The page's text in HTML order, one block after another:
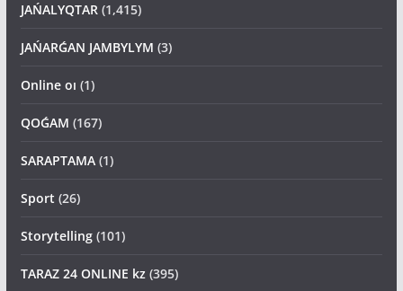
JAŃALYQTAR(1,415)
JAŃARǴAN JAMBYLYM (3)
Online oı (1)
QOǴAM (167)
SARAPTAMA(1)
Sport (26)
Storytelling(101)
TARAZ 24 ONLINE kz(395)